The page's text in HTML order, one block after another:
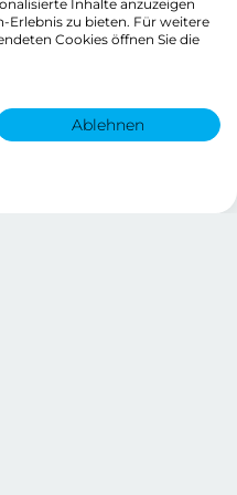
Inhalte anzuzeigen
Erlebnis zu bieten. Für weitere
Cookies öffnen Sie die
Ablehnen